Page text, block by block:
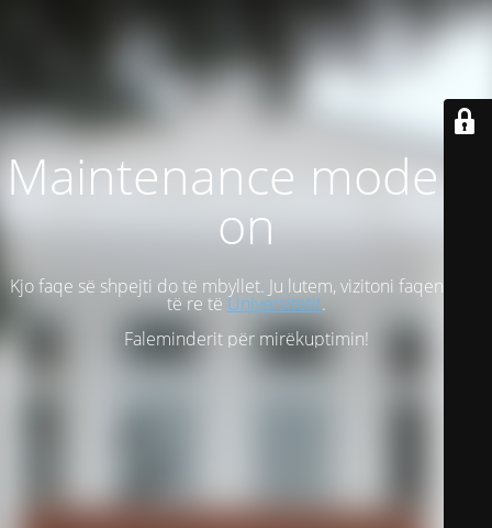
Maintenance mode is
on
Kjo faqe së shpejti do të mbyllet. Ju lutem, vizitoni faqen tonë
të re të Universitetit.
Faleminderit për mirëkuptimin!